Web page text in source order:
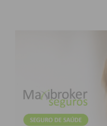
Eu li e